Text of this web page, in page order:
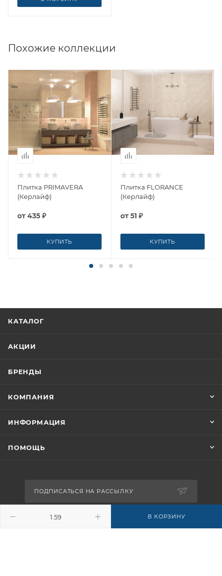
В КОРЗИНУ
Похожие коллекции
Плитка PRIMAVERA
(Керлайф)
от435 ₽
КУПИТЬ
Плитка FLORANCE
(Керлайф)
от51 ₽
КУПИТЬ
КАТАЛОГ
АКЦИИ
БРЕНДЫ
КОМПАНИЯ
ИНФОРМАЦИЯ
ПОМОЩЬ
ПОДПИСАТЬСЯ НА РАССЫЛКУ
8-926-503-61-65